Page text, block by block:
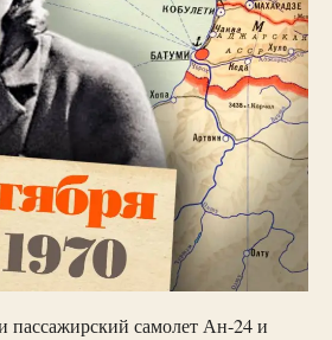
пассажирский самолет Ан-24 и